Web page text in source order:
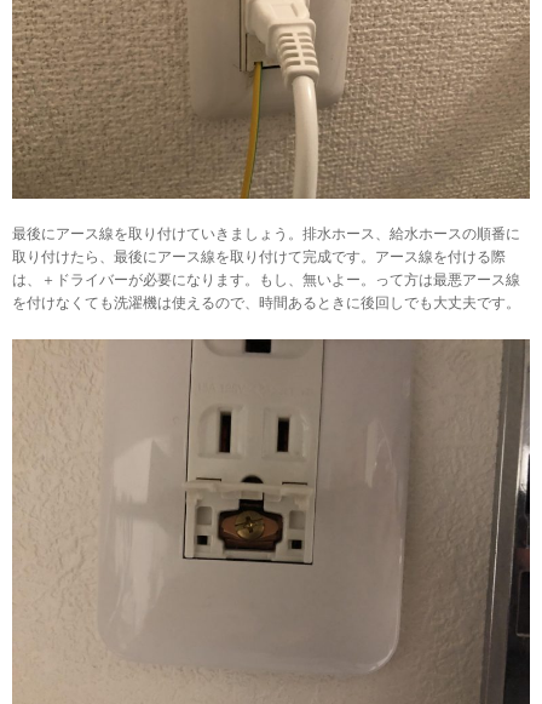
最後にアース線を取り付けていきましょう。排水ホース、給水ホースの順番に
取り付けたら、最後にアース線を取り付けて完成です。アース線を付ける際
は、＋ドライバーが必要になります。もし、無いよー。って方は最悪アース線
を付けなくても洗濯機は使えるので、時間あるときに後回しでも大丈夫です。